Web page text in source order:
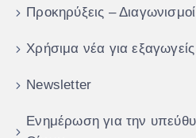
Προκηρύξεις – Διαγωνισμοί
Χρήσιμα νέα για εξαγωγείς
Newsletter
Ενημέρωση για την